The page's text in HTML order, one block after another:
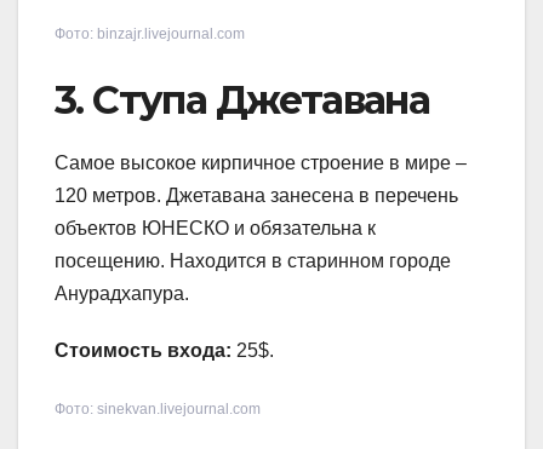
Фото: binzajr.livejournal.com
3. Ступа Джетавана
Самое высокое кирпичное строение в мире –
120 метров. Джетавана занесена в перечень
объектов ЮНЕСКО и обязательна к
посещению. Находится в старинном городе
Анурадхапура.
Стоимость входа: 25$.
Фото: sinekvan.livejournal.com